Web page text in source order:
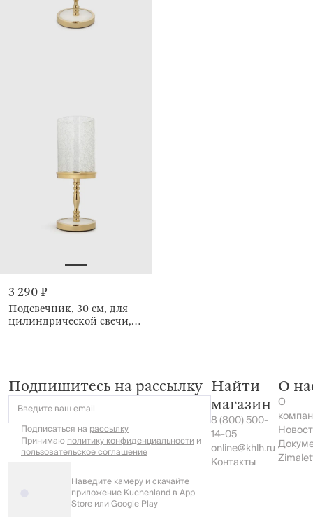
3 290 ₽
Подсвечник, 30 см, для
цилиндрической свечи,
Подпишитесь на рассылку
Введите ваш email
Подписаться на рассылку
Принимаюполитику конфиденциальностии
пользовательское соглашение
Наведите камеру и скачайте
приложение Kuchenland в App
Store или Google Play
Найти
магазин
8 (800) 500-
14-05
online@khlh.ru
Контакты
О
О